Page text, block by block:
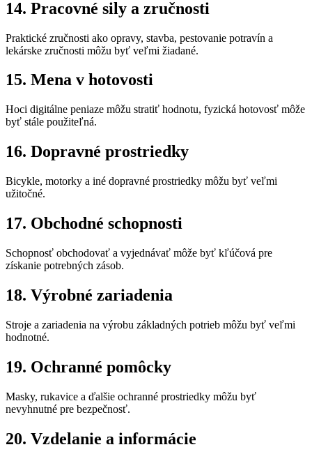
14. Pracovné sily a zručnosti
Praktické zručnosti ako opravy, stavba, pestovanie potravín a
lekárske zručnosti môžu byť veľmi žiadané.
15. Mena v hotovosti
Hoci digitálne peniaze môžu stratiť hodnotu, fyzická hotovosť môže
byť stále použiteľná.
16. Dopravné prostriedky
Bicykle, motorky a iné dopravné prostriedky môžu byť veľmi
užitočné.
17. Obchodné schopnosti
Schopnosť obchodovať a vyjednávať môže byť kľúčová pre
získanie potrebných zásob.
18. Výrobné zariadenia
Stroje a zariadenia na výrobu základných potrieb môžu byť veľmi
hodnotné.
19. Ochranné pomôcky
Masky, rukavice a ďalšie ochranné prostriedky môžu byť
nevyhnutné pre bezpečnosť.
20. Vzdelanie a informácie